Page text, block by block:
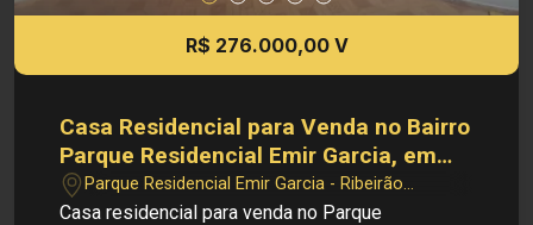
R$ 276.000,00 V
Casa Residencial para Venda no Bairro
Parque Residencial Emir Garcia, em
Ribeirão Preto
Parque Residencial Emir Garcia - Ribeirão
Preto/SP
Casa residencial para venda no Parque